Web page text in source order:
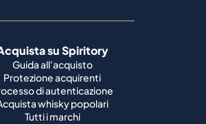
su Spiritory
Guida all'acquisto
Protezione acquirenti
di autenticazione
whisky popolari
Tutti i marchi